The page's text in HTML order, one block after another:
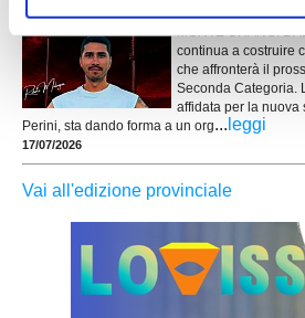
MONTE URANO.
continua a costruire
che affronterà il
Seconda Categoria.
affidata per la nuova
Perini, sta dando forma a un org... leggi
17/07/2026
Vai all'edizione provinciale